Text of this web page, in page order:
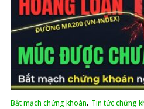
Bắt mạch chứng khoán, Tin tức chứng